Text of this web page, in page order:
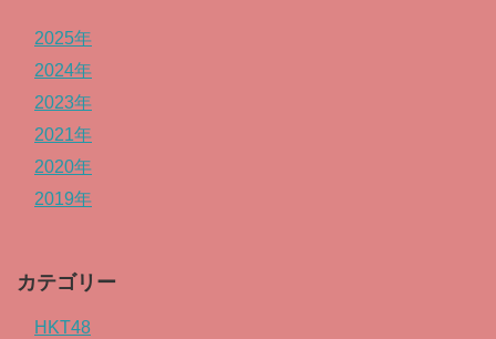
2025年
2024年
2023年
2021年
2020年
2019年
カテゴリー
HKT48